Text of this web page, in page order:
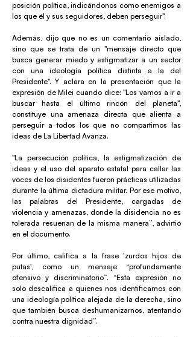
posición política, indicándonos como enemigos a
los que él y sus seguidores, deben perseguir".
Además, dijo que no es un comentario aislado,
sino que se trata de un "mensaje directo que
busca generar miedo y estigmatizar a un sector
con una ideología política distinta a la del
Presidente". Y aclara en la presentación que la
expresión de Milei cuando dice: "Los vamos a ir a
buscar hasta el último rincón del planeta",
constituye una amenaza directa que alienta a
perseguir a todos los que no compartimos las
ideas de La Libertad Avanza.
"La persecución política, la estigmatización de
ideas y el uso del aparato estatal para callar las
voces de los disidentes fueron prácticas utilizadas
durante la última dictadura militar. Por ese motivo,
las palabras del Presidente, cargadas de
violencia y amenazas, donde la disidencia no es
tolerada resuenan de la misma manera”, advirtió
en el documento.
Por último, califica a la frase 'zurdos hijos de
putas', como un mensaje “profundamente
ofensivo y discriminatorio”. “Esta expresión no
solo descalifica a quienes nos identificamos con
una ideología política alejada de la derecha, sino
que también busca deshumanizarnos, atentando
contra nuestra dignidad”.